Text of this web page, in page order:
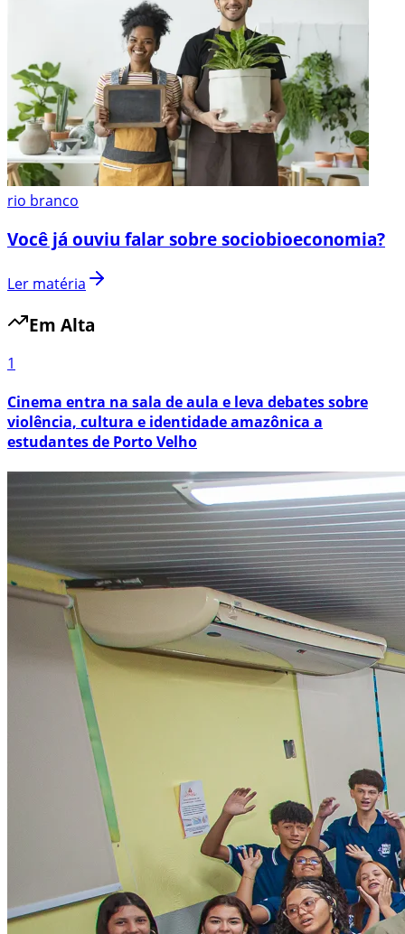
rio branco
Você já ouviu falar sobre sociobioeconomia?
Ler matéria
Em Alta
1
Cinema entra na sala de aula e leva debates sobre
violência, cultura e identidade amazônica a
estudantes de Porto Velho